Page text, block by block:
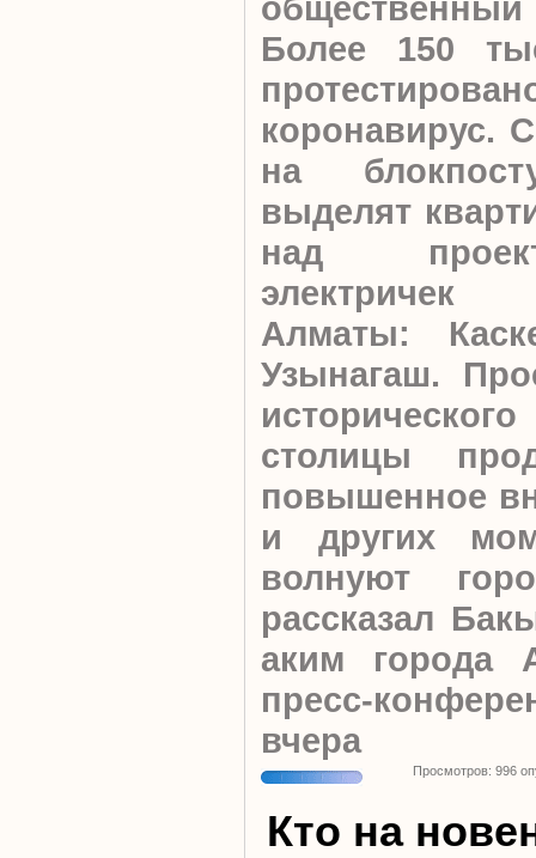
Более 150
коронавирус.
на
выделят
над
Алматы:
Узынагаш.
столицы
повышенное
и других
волнуют
рассказал
аким города
пресс-
вчера
Просмотров: 996
Кто на